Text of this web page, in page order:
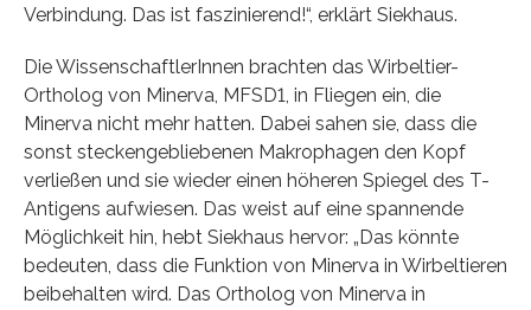
Verbindung. Das ist faszinierend!“, erklärt Siekhaus.
Die WissenschaftlerInnen brachten das Wirbeltier-
Ortholog von Minerva, MFSD1, in Fliegen ein, die
Minerva nicht mehr hatten. Dabei sahen sie, dass die
sonst steckengebliebenen Makrophagen den Kopf
verließen und sie wieder einen höheren Spiegel des T-
Antigens aufwiesen. Das weist auf eine spannende
Möglichkeit hin, hebt Siekhaus hervor: „Das könnte
bedeuten, dass die Funktion von Minerva in Wirbeltieren
beibehalten wird. Das Ortholog von Minerva in